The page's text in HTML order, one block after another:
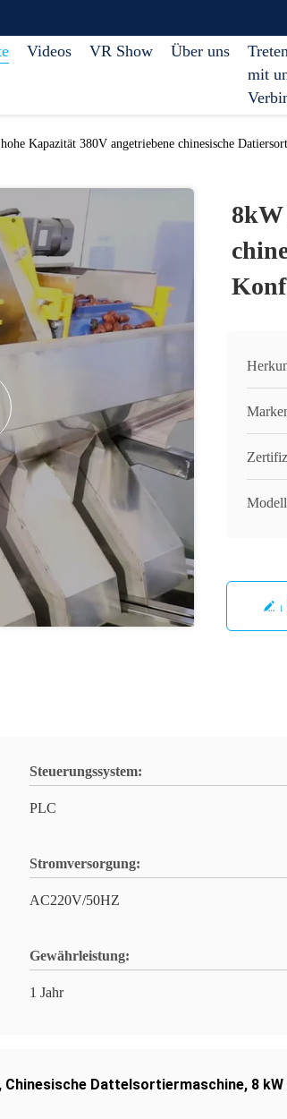
Videos VR Show Über uns
mit
Kapazität 380V angetriebene chinesische
8kW
Steuerungssystem:
PLC
Stromversorgung:
AC220V/50HZ
Gewährleistung:
1 Jahr
, Chinesische Dattelsortiermaschine, 8